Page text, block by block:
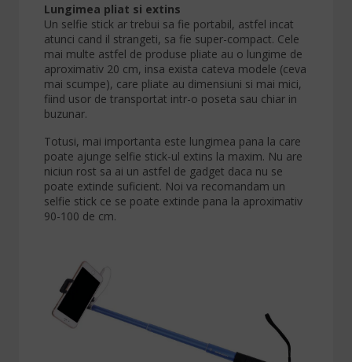
Lungimea pliat si extins
Un selfie stick ar trebui sa fie portabil, astfel incat
atunci cand il strangeti, sa fie super-compact. Cele
mai multe astfel de produse pliate au o lungime de
aproximativ 20 cm, insa exista cateva modele (ceva
mai scumpe), care pliate au dimensiuni si mai mici,
fiind usor de transportat intr-o poseta sau chiar in
buzunar.
Totusi, mai importanta este lungimea pana la care
poate ajunge selfie stick-ul extins la maxim. Nu are
niciun rost sa ai un astfel de gadget daca nu se
poate extinde suficient. Noi va recomandam un
selfie stick ce se poate extinde pana la aproximativ
90-100 de cm.